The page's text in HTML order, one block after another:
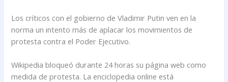
Los críticos con el gobierno de Vladimir Putin ven en la
norma un intento más de aplacar los movimientos de
protesta contra el Poder Ejecutivo.
Wikipedia bloqueó durante 24 horas su página web como
medida de protesta. La enciclopedia online está